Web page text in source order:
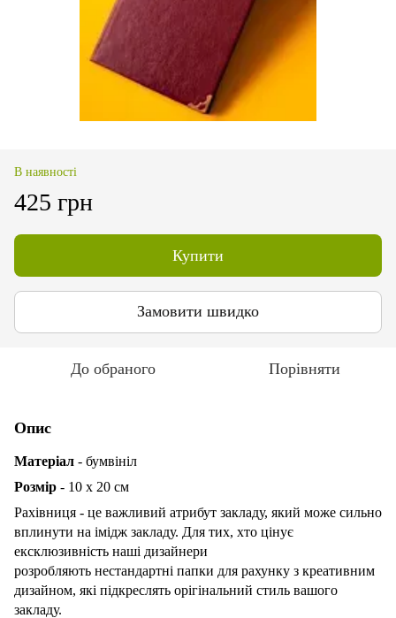
В наявності
425 грн
Купити
Замовити швидко
До обраного Порівняти
Опис
Матеріал - бумвініл
Розмір - 10 х 20 см
Рахівниця - це важливий атрибут закладу, який може сильно
вплинути на імідж закладу. Для тих, хто цінує
ексклюзивність наші дизайнери
розробляють нестандартні папки для рахунку з креативним
дизайном, які підкреслять орігінальний стиль вашого
закладу.